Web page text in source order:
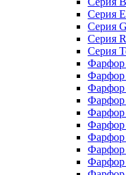
Серия
Серия
Серия
Серия
Фарфор
Фарфор
Фарфор
Фарфор
Фарфор
Фарфор
Фарфор
Фарфор